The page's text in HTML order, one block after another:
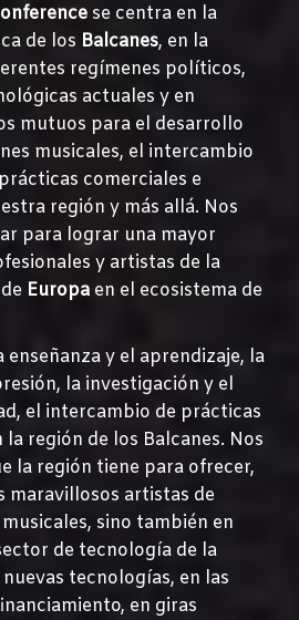
se centra en la
de los Balcanes, en la
regímenes políticos,
actuales y en
mutuos para el desarrollo
musicales, el intercambio
comerciales e
región y más allá. Nos
para lograr una mayor
y artistas de la
Europa en el ecosistema de
y el aprendizaje, la
la investigación y el
el intercambio de prácticas
región de los Balcanes. Nos
la región tiene para ofrecer,
maravillosos artistas de
sino también en
de tecnología de la
tecnologías, en las
en giras